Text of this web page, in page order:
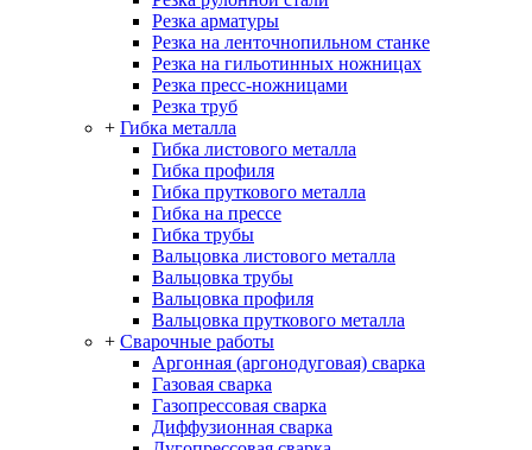
Резка арматуры
Резка на ленточнопильном станке
Резка на гильотинных ножницах
Резка пресс-ножницами
Резка труб
+ Гибка металла
Гибка листового металла
Гибка профиля
Гибка пруткового металла
Гибка на прессе
Гибка трубы
Вальцовка листового металла
Вальцовка трубы
Вальцовка профиля
Вальцовка пруткового металла
+ Сварочные работы
Аргонная (аргонодуговая) сварка
Газовая сварка
Газопрессовая сварка
Диффузионная сварка